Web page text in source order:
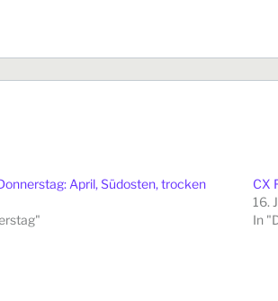
April, Südosten, trocken
CX
16.
In